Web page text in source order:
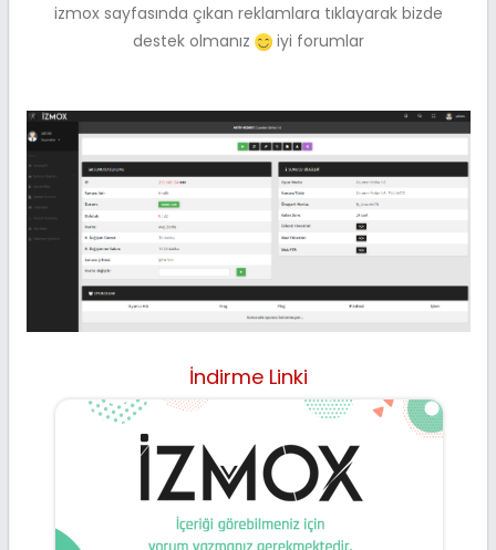
izmox sayfasında çıkan reklamlara tıklayarak bizde
destek olmanız
iyi forumlar
İndirme Linki